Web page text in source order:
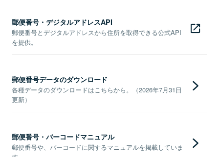
郵便番号・デジタルアドレスAPI
郵便番号とデジタルアドレスから住所を取得できる公式API
を提供。
郵便番号データのダウンロード
各種データのダウンロードはこちらから。（2026年7月31日
更新）
郵便番号・バーコードマニュアル
郵便番号や、バーコードに関するマニュアルを掲載していま